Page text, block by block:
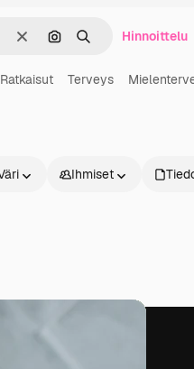
SelkeäHae kuvan perusteella
Haku Hinnoittelu
Ratkaisut Terveys
Ihmiset